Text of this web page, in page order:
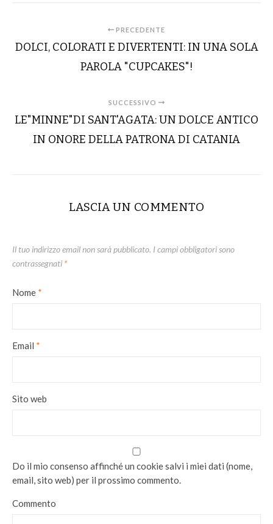
PRECEDENTE
DOLCI, COLORATI E DIVERTENTI: IN UNA SOLA
PAROLA "CUPCAKES"!
SUCCESSIVO
LE"MINNE"DI SANT'AGATA: UN DOLCE ANTICO
IN ONORE DELLA PATRONA DI CATANIA
LASCIA UN COMMENTO
Il tuo indirizzo email non sarà pubblicato. I campi obbligatori sono
contrassegnati *
Nome *
Email *
Sito web
Do il mio consenso affinché un cookie salvi i miei dati (nome,
email, sito web) per il prossimo commento.
Commento